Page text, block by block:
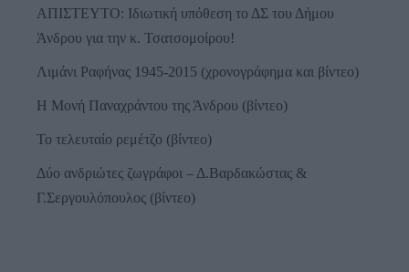
ΑΠΙΣΤΕΥΤΟ: Ιδιωτική υπόθεση το ΔΣ του Δήμου
Άνδρου για την κ. Τσατσομοίρου!
Λιμάνι Ραφήνας 1945-2015 (χρονογράφημα και βίντεο)
Η Μονή Παναχράντου της Άνδρου (βίντεο)
Το τελευταίο ρεμέτζο (βίντεο)
Δύο ανδριώτες ζωγράφοι – Δ.Βαρδακώστας &
Γ.Σεργουλόπουλος (βίντεο)